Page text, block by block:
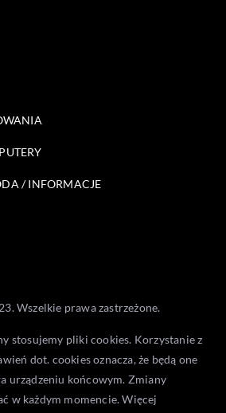
/ INFORMACJE
Wszelkie prawa zastrzeżone.
stosujemy pliki cookies. Korzystanie z
dot. cookies oznacza, że będą one
urządzeniu końcowym. Zmiany
w każdym momencie. Więcej